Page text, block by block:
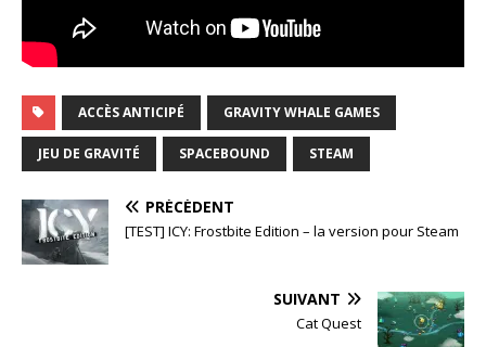
ACCÈS ANTICIPÉ GRAVITY WHALE GAMES
JEU DE GRAVITÉ SPACEBOUND STEAM
PRÉCÉDENT
[TEST] ICY: Frostbite Edition – la version pour Steam
SUIVANT
Cat Quest